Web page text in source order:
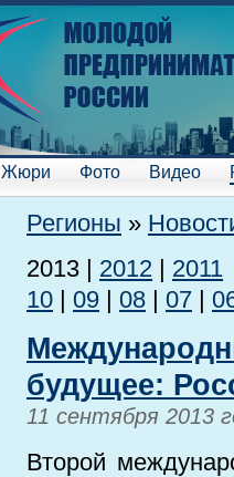
Жюри Фото Видео
Регионы »
2013 | 2012 | 2011
10 | 09 | 08 | 07 |
будущее:
11 сентября 2013
Второй